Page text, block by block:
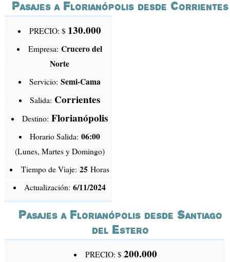
Pasajes a Florianópolis desde Corrientes
PRECIO: $ 130.000
Empresa: Crucero del
Norte
Servicio:Semi-Cama
Salida: Corrientes
Destino:Florianópolis
Horario Salida:06:00
(Lunes, Martes y Domingo)
Tiempo de Viaje: 25Horas
Actualización:6/11/2024
Pasajes a Florianópolis desde Santiago
del Estero
PRECIO: $ 200.000